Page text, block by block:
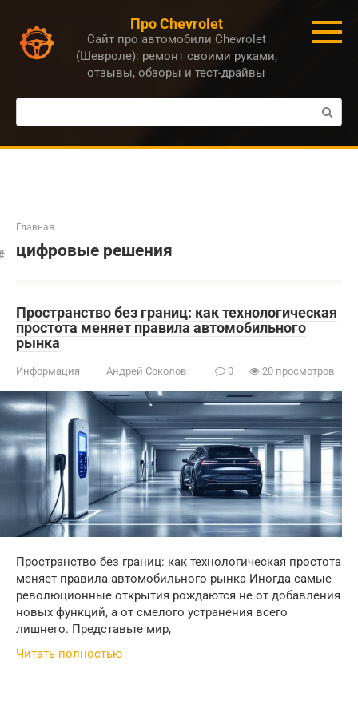
контенту
Про Chevrolet
Сайт про автомобили Chevrolet
(Шевроле): ремонт своими руками,
отзывы, обзоры и тест-драйвы
Поиск:
Главная
цифровые решения
Пространство без границ: как технологическая
простота меняет правила автомобильного
рынка
Информация Андрей Соколов 0 20 просмотров
Пространство без границ: как технологическая простота
меняет правила автомобильного рынка Иногда самые
революционные открытия рождаются не от добавления
новых функций, а от смелого устранения всего
лишнего. Представьте мир,
Читать полностью